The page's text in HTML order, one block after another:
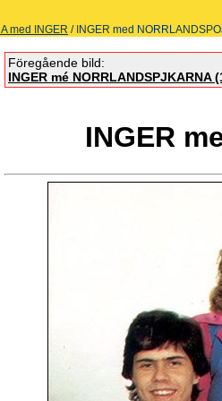
med INGER / INGER med
Föregående bild:
INGER mé NORRLANDSPJKARNA
INGER